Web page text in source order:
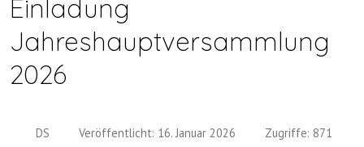
Einladung
Jahreshauptversammlung
2026
DS Veröffentlicht: 16. Januar 2026 Zugriffe: 871